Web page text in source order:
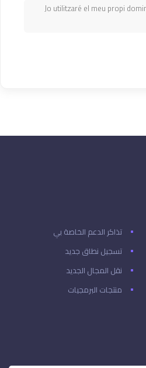
Jo utilitzaré el meu propi
تذاكر الدعم الخاصة بي
تسجيل نطاق جديد
نقل المجال الجديد
منتجات البرمجيات